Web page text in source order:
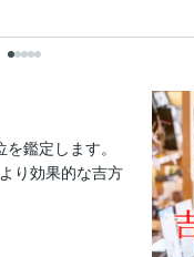
鑑定します。
り効果的な吉方